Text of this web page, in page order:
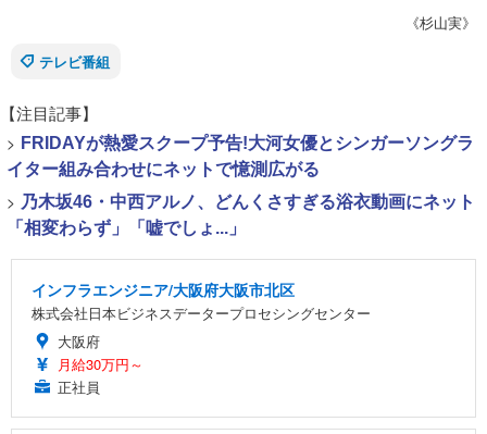
《杉山実》
テレビ番組
【注目記事】
> FRIDAYが熱愛スクープ予告!大河女優とシンガーソングラ
イター組み合わせにネットで憶測広がる
> 乃木坂46・中西アルノ、どんくさすぎる浴衣動画にネット
「相変わらず」「嘘でしょ...」
インフラエンジニア/大阪府大阪市北区
株式会社日本ビジネスデータープロセシングセンター
大阪府
月給30万円～
正社員